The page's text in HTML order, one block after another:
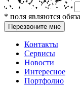
* поля являются
Перезвоните мне
Контакты
Сервисы
Новости
Интересное
Портфолио